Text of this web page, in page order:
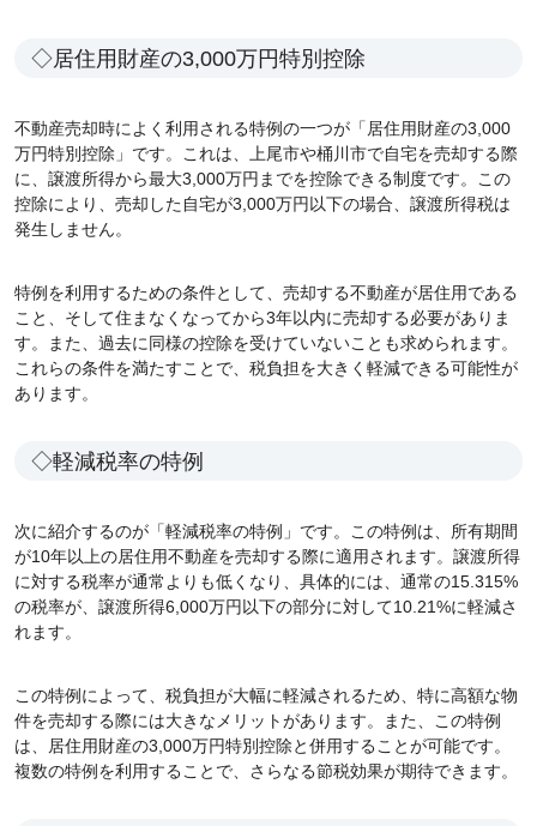
◇居住用財産の3,000万円特別控除
不動産売却時によく利用される特例の一つが「居住用財産の3,000
万円特別控除」です。これは、上尾市や桶川市で自宅を売却する際
に、譲渡所得から最大3,000万円までを控除できる制度です。この
控除により、売却した自宅が3,000万円以下の場合、譲渡所得税は
発生しません。
特例を利用するための条件として、売却する不動産が居住用である
こと、そして住まなくなってから3年以内に売却する必要がありま
す。また、過去に同様の控除を受けていないことも求められます。
これらの条件を満たすことで、税負担を大きく軽減できる可能性が
あります。
◇軽減税率の特例
次に紹介するのが「軽減税率の特例」です。この特例は、所有期間
が10年以上の居住用不動産を売却する際に適用されます。譲渡所得
に対する税率が通常よりも低くなり、具体的には、通常の15.315%
の税率が、譲渡所得6,000万円以下の部分に対して10.21%に軽減さ
れます。
この特例によって、税負担が大幅に軽減されるため、特に高額な物
件を売却する際には大きなメリットがあります。また、この特例
は、居住用財産の3,000万円特別控除と併用することが可能です。
複数の特例を利用することで、さらなる節税効果が期待できます。